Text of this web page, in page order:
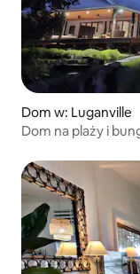
Dom w: Luganville
Dom na plaży i